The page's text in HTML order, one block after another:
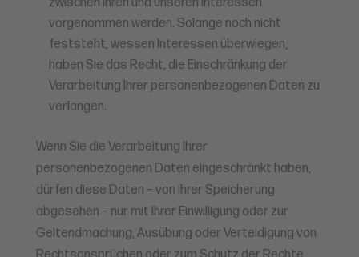
vorgenommen werden. Solange noch nicht
feststeht, wessen Interessen überwiegen,
haben Sie das Recht, die Einschränkung der
Verarbeitung Ihrer personenbezogenen Daten zu
verlangen.
Wenn Sie die Verarbeitung Ihrer
personenbezogenen Daten eingeschränkt haben,
dürfen diese Daten – von ihrer Speicherung
abgesehen – nur mit Ihrer Einwilligung oder zur
Geltendmachung, Ausübung oder Verteidigung von